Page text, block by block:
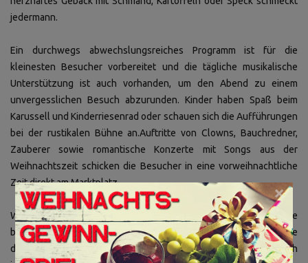
jedermann.
Ein durchwegs abwechslungsreiches Programm ist für die
kleinesten Besucher vorbereitet und die tägliche musikalische
Unterstützung ist auch vorhanden, um den Abend zu einem
unvergesslichen Besuch abzurunden. Kinder haben Spaß beim
Karussell und Kinderriesenrad oder schauen sich die Aufführungen
bei der rustikalen Bühne an.Auftritte von Clowns, Bauchredner,
Zauberer sowie romantische Konzerte mit Songs aus der
Weihnachtszeit schicken die Besucher in eine vorweihnachtliche
Zeit direkt am Marktplatz.
Wenn Sie möchten, können Sie das Residenzschloss, die größte
barocke Schlossanlage Deutschlands, besuchen. Bei einer Reise
durch die Zeit zwischen Schlafrock und Corsagen können Sie sich
×